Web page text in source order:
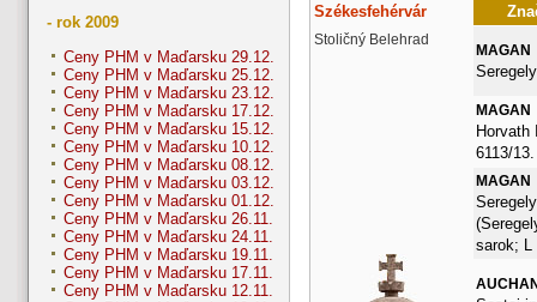
- rok 2009
Ceny PHM v Maďarsku 29.12.
Ceny PHM v Maďarsku 25.12.
Ceny PHM v Maďarsku 23.12.
Ceny PHM v Maďarsku 17.12.
Ceny PHM v Maďarsku 15.12.
Ceny PHM v Maďarsku 10.12.
Ceny PHM v Maďarsku 08.12.
Ceny PHM v Maďarsku 03.12.
Ceny PHM v Maďarsku 01.12.
Ceny PHM v Maďarsku 26.11.
Ceny PHM v Maďarsku 24.11.
Ceny PHM v Maďarsku 19.11.
Ceny PHM v Maďarsku 17.11.
Ceny PHM v Maďarsku 12.11.
Székesfehérvár
Stoličný Belehrad
MAGAN
MAGAN
Horvath
6113/13.
MAGAN
sarok; L